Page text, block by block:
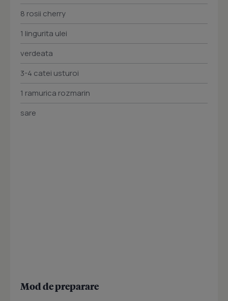
8 rosii cherry
1 lingurita ulei
verdeata
3-4 catei usturoi
1 ramurica rozmarin
sare
Mod de preparare